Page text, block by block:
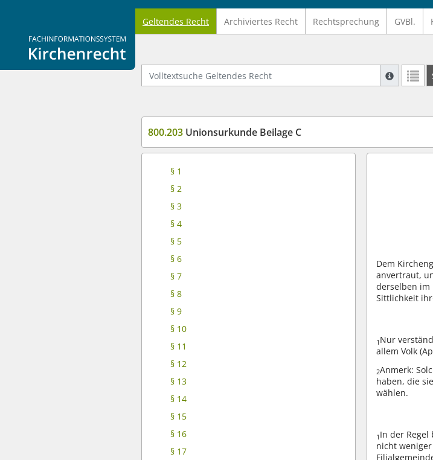
Logo Fachinformationssystem Kirchenrecht
Geltendes Recht Archiviertes Recht Rechtsprechung GVBl.
Volltextsuche Geltendes Recht
Suche mit
800.203 Unionsurkunde Beilage C
§ 1
§ 2
§ 3
§ 4
§ 5
§ 6
§ 7
§ 8
§ 9
§ 10
§ 11
§ 12
§ 13
§ 14
§ 15
§ 16
§ 17
Dem
anvertraut,
derselben im
Sittlichkeit
1 Nur
allem Volk
2Anmerk:
haben, die
wählen.
1 In der
nicht